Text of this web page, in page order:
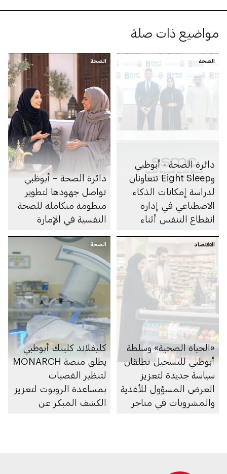
مواضيع ذات صلة
الصحة
دائرة الصحة - أبوظبي
وEight Sleep تتعاونان
لدراسة إمكانات الذكاء
الاصطناعي في إدارة
انقطاع التنفس أثناء
الصحة
دائرة الصحة – أبوظبي
تواصل جهودها لتطوير
منظومة متكاملة للصحة
النفسية في الإمارة
الاقتصاد
«الحياة الصحية» وسلطة
أبوظبي للتسجيل تطلقان
سياسة جديدة لتعزيز
العرض المسؤول للأغذية
والمشروبات في متاجر
الصحة
كليفلاند كلينك أبوظبي
يطلق منصة MONARCH
لتنظير القصبات
بمساعدة الروبوت لتعزيز
الكشف المبكر عن